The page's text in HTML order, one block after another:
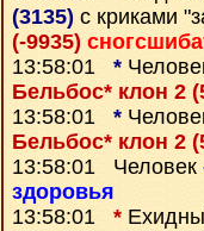
(3135) с криками
(-9935)
13:58:01 *
Бельбос* клон 2
13:58:01 *
Бельбос* клон 2
13:58:01 Человек
здоровья
13:58:01 *